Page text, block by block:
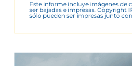
Este informe incluye imágenes de
ser bajadas e impresas. Copyright
sólo pueden ser impresas junto